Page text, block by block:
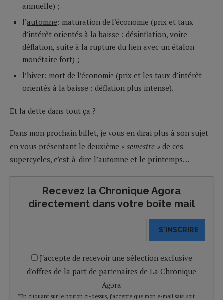
annuelle) ;
l’automne: maturation de l’économie (prix et taux
d’intérêt orientés à la baisse : désinflation, voire
déflation, suite à la rupture du lien avec un étalon
monétaire fort) ;
l’hiver: mort de l’économie (prix et les taux d’intérêt
orientés à la baisse : déflation plus intense).
Et la dette dans tout ça ?
Dans mon prochain billet, je vous en dirai plus à son sujet
en vous présentant le deuxième « semestre » de ces
supercycles, c’est-à-dire l’automne et le printemps…
Recevez la Chronique Agora
directement dans votre boîte mail
S'INSCRIRE
J'accepte de recevoir une sélection exclusive
d'offres de la part de partenaires de La Chronique
Agora
*En cliquant sur le bouton ci-dessus, j’accepte que mon e-mail saisi soit